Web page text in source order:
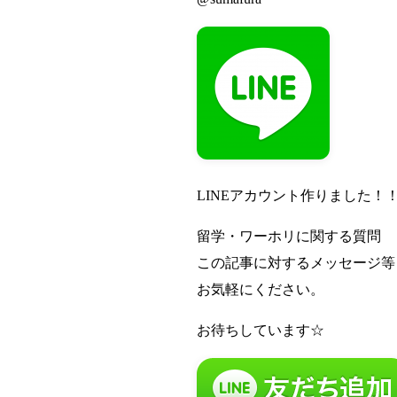
LINEアカウント作りました！
留学・ワーホリに関する質問
この記事に対するメッセージ等
お気軽にください。
お待ちしています☆